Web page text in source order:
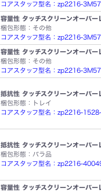
コアスタッフ型名：zp2216-
容量性 タッチスクリーンオー
梱包形態：その他
コアスタッフ型名：zp2216-
容量性 タッチスクリーンオー
梱包形態：その他
コアスタッフ型名：zp2216-
抵抗性 タッチスクリーンオーバ
梱包形態：トレイ
コアスタッフ型名：zp2216-
抵抗性 タッチスクリーンオー
梱包形態：バラ品
コアスタッフ型名：zp2216-
容量性 タッチスクリーンオー